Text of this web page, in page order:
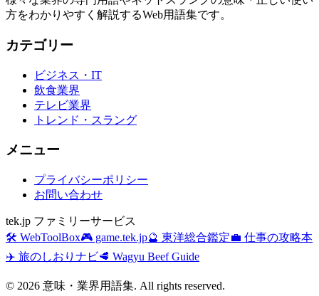
方をわかりやすく解説するWeb用語集です。
カテゴリー
ビジネス・IT
飲食業界
テレビ業界
トレンド・スラング
メニュー
プライバシーポリシー
お問い合わせ
tek.jp ファミリーサービス
🛠️ WebToolBox🎮 game.tek.jp🔮 東洋総合鑑定💼 仕事の攻略本
✈️ 旅のしおりナビ🥩 Wagyu Beef Guide
© 2026 意味・業界用語集. All rights reserved.